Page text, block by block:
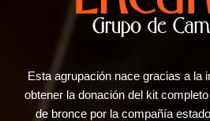
Esta agrupación nace gracias a la
obtener la donación del kit
de bronce por la compañía